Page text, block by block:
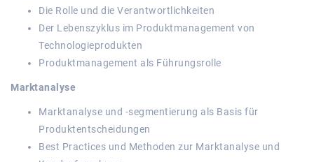
Die Rolle und die Verantwortlichkeiten
Der Lebenszyklus im Produktmanagement von
Technologieprodukten
Produktmanagement als Führungsrolle
Marktanalyse
Marktanalyse und -segmentierung als Basis für
Produktentscheidungen
Best Practices und Methoden zur Marktanalyse und